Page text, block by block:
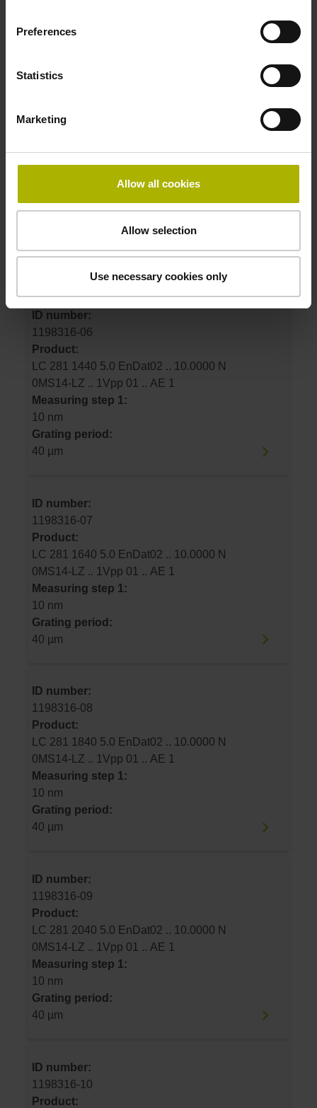
Preferences
Statistics
Marketing
Allow all cookies
Allow selection
Use necessary cookies only
40 µm
ID number:
Measuring step 1:
ID number:
1198316-06
Product:
LC 281 1440 5.0 EnDat02 .. 10.0000 N
0MS14-LZ .. 1Vpp 01 .. AE 1
Measuring step 1:
10 nm
Grating period:
40 µm
ID number:
1198316-07
Product:
LC 281 1640 5.0 EnDat02 .. 10.0000 N
0MS14-LZ .. 1Vpp 01 .. AE 1
Measuring step 1:
10 nm
Grating period:
40 µm
ID number:
1198316-08
Product:
LC 281 1840 5.0 EnDat02 .. 10.0000 N
0MS14-LZ .. 1Vpp 01 .. AE 1
Measuring step 1:
10 nm
Grating period:
40 µm
ID number:
1198316-09
Product:
LC 281 2040 5.0 EnDat02 .. 10.0000 N
0MS14-LZ .. 1Vpp 01 .. AE 1
Measuring step 1:
10 nm
Grating period:
40 µm
ID number:
1198316-10
Product: